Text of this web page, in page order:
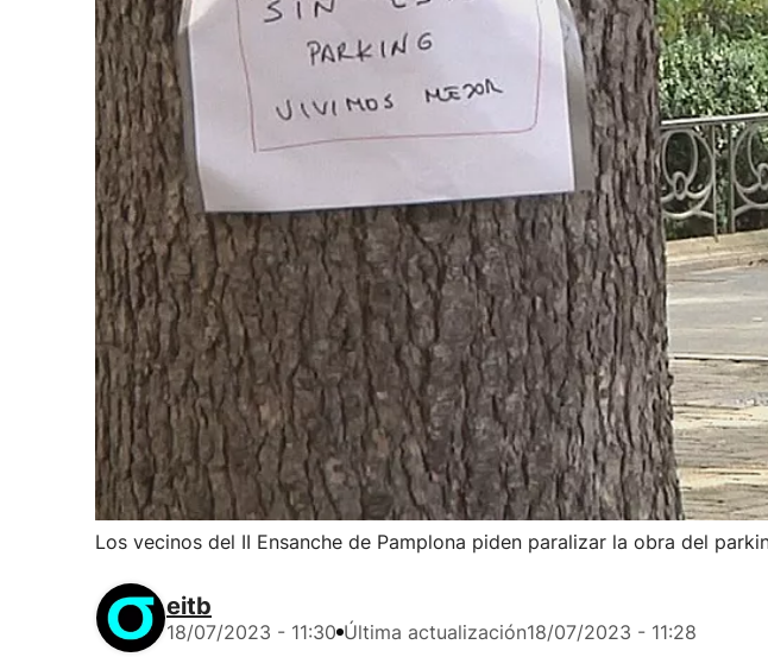
Los vecinos del II Ensanche de Pamplona piden paralizar la obra del
eitb
18/07/2023 - 11:30 Última actualización18/07/2023 - 11:28